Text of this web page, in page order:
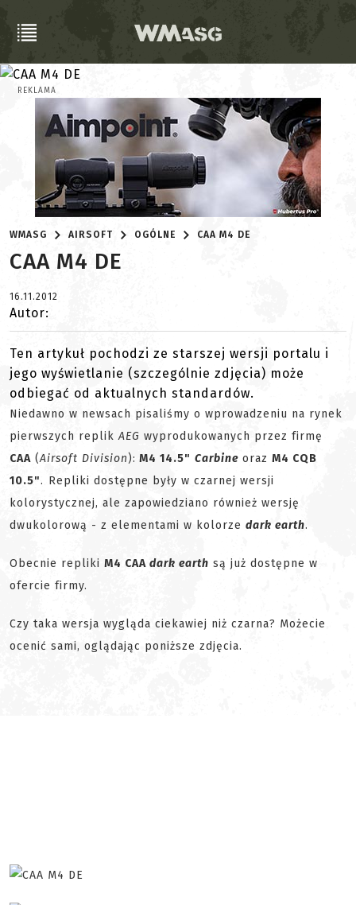
REKLAMA
WMASG AIRSOFT OGÓLNE CAA M4 DE
CAA M4 DE
16.11.2012
Autor:
Ten artykuł pochodzi ze starszej wersji portalu i
jego wyświetlanie (szczególnie zdjęcia) może
odbiegać od aktualnych standardów.
Niedawno w newsach pisaliśmy o wprowadzeniu na rynek
pierwszych replikAEG wyprodukowanych przez firmę
CAA (Airsoft Division): M4 14.5" Carbine oraz M4 CQB
10.5". Repliki dostępne były w czarnej wersji
kolorystycznej, ale zapowiedziano również wersję
dwukolorową - z elementami w kolorze dark earth.
Obecnie repliki M4 CAA dark earth są już dostępne w
ofercie firmy.
Czy taka wersja wygląda ciekawiej niż czarna? Możecie
ocenić sami, oglądając poniższe zdjęcia.